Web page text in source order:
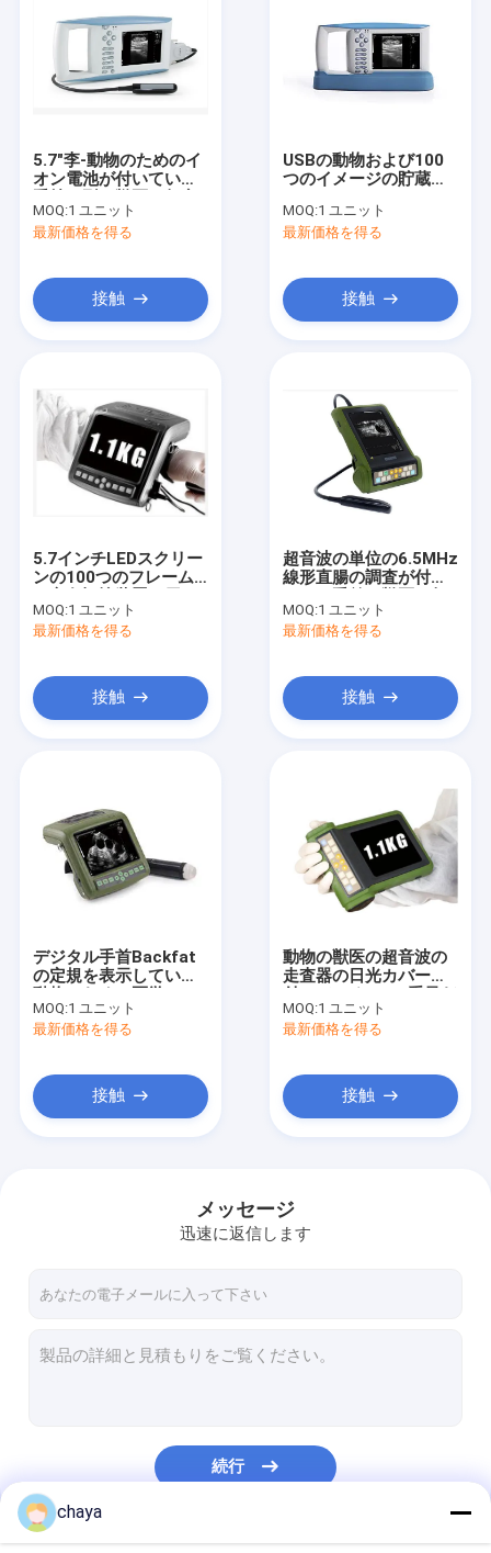
私達について
工場旅行
私達に連絡しなさい
ニュース
場合
ポータブル超音波スキャナー
手持ち型の超音波の走査器
赤外線静脈のファインダー
デジタル皮の検光子
色のドップラー超音波の走査器
マイクロ derma のペン
無線周波数の美顔術機械
デジタル電子コルポ スコープ
多パラメーター患者モニター
酸素のコンセントレイターの加湿器
恒久的な化粧マシン
5.7"李-動物のためのイ
オン電池が付いている
波の走査器装置
MOQ:1 ユニット
最新価格を得る
接触
USBの動物および100
つのイメージの貯蔵の
が付いている診断超音
波装置
MOQ:1 ユニット
最新価格を得る
接触
5.7インチLEDスクリー
ンの100つのフレーム
る小型超音波機械
MOQ:1 ユニット
最新価格を得る
接触
超音波の単位の6.5MHz
線形直腸の調査が付い
音波の走査器の把握
MOQ:1 ユニット
最新価格を得る
接触
デジタル手首Backfat
の定規を表示している
の超音波の走査器
MOQ:1 ユニット
最新価格を得る
接触
動物の獣医の超音波の
走査器の日光カバーが
け
MOQ:1 ユニット
最新価格を得る
接触
メッセージ
迅速に返信します
続行
chaya